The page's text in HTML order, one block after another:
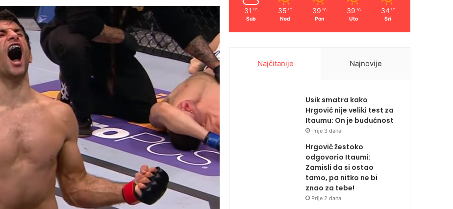
31 ℃
Sub
35 ℃
Ned
39 ℃
Pon
39 ℃
Uto
34 ℃
Sri
Najčitanije Najnovije
Usik smatra kako
Hrgović nije veliki test za
Itaumu: On je budućnost
Prije 3 dana
Hrgović žestoko
odgovorio Itaumi:
Zamisli da si ostao
tamo, pa nitko ne bi
znao za tebe!
Prije 2 dana